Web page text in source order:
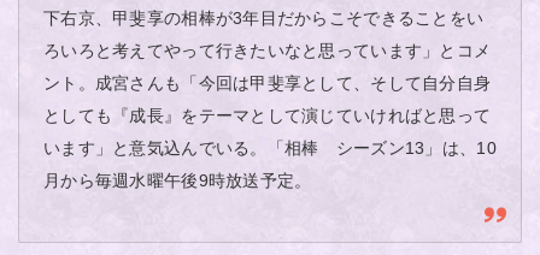
下右京、甲斐享の相棒が3年目だからこそできることをい
ろいろと考えてやって行きたいなと思っています」とコメ
ント。成宮さんも「今回は甲斐享として、そして自分自身
としても『成長』をテーマとして演じていければと思って
います」と意気込んでいる。「相棒 シーズン13」は、10
月から毎週水曜午後9時放送予定。